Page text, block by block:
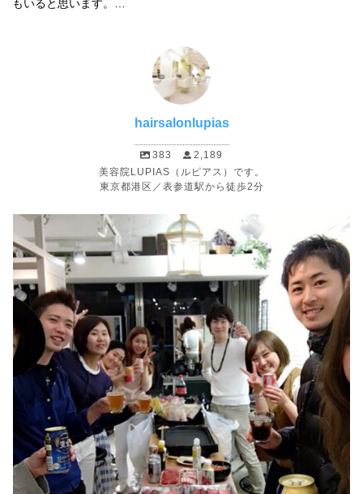
もいると思います。…
hairsalonlupias
383
2,189
美容院LUPIAS（ルピアス）です。
東京都港区／表参道駅から徒歩2分
2 0